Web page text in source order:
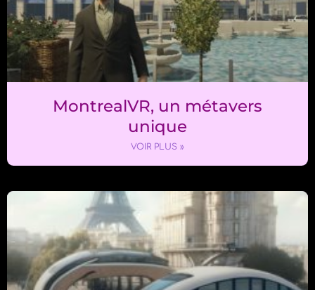
MontrealVR, un métavers
unique
VOIR PLUS »